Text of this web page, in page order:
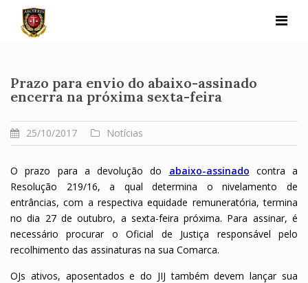
content
Prazo para envio do abaixo-assinado
encerra na próxima sexta-feira
25/10/2017 Notícias
O prazo para a devolução do abaixo-assinado contra a
Resolução 219/16, a qual determina o nivelamento de
entrâncias, com a respectiva equidade remuneratória, termina
no dia 27 de outubro, a sexta-feira próxima. Para assinar, é
necessário procurar o Oficial de Justiça responsável pelo
recolhimento das assinaturas na sua Comarca.
OJs ativos, aposentados e do JIJ também devem lançar sua